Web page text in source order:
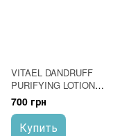
VITAEL DANDRUFF
PURIFYING LOTION
Лосьон очищающий
против перхоти 100 мл
700 грн
Купить